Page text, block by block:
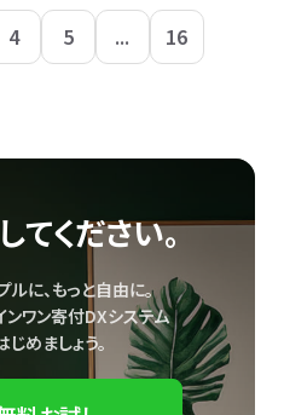
4 5 ... 16
てください。
に、もっと自由に。
ワン寄付DXシステム
めましょう。